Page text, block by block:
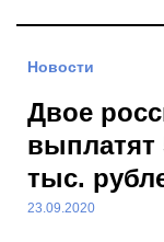
Новости
Двое
выплатят
тыс.
23.09.2020